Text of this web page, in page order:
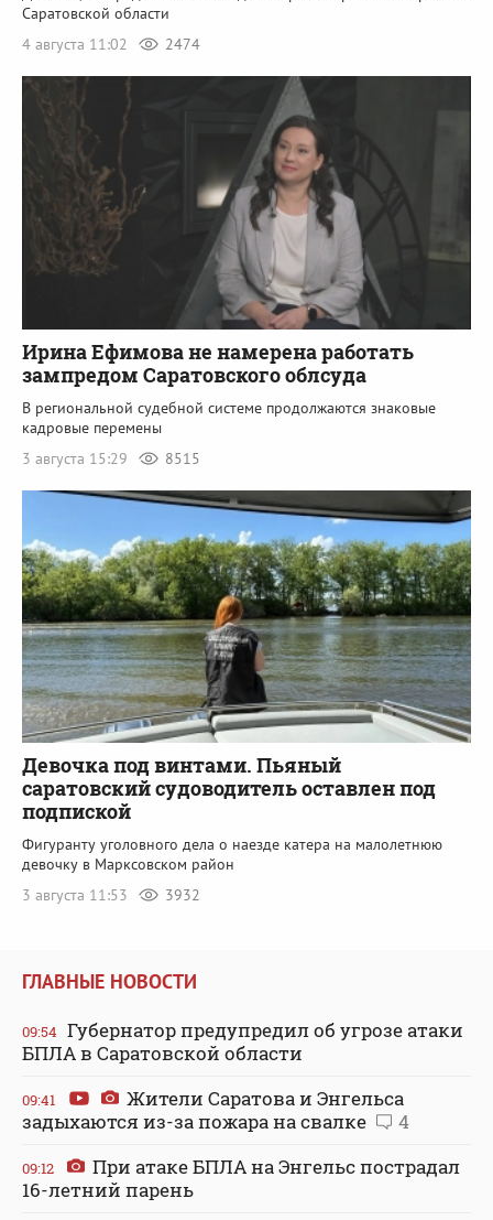
Саратовской области
4 августа 11:02
2474
Ирина Ефимова не намерена работать
зампредом Саратовского облсуда
В региональной судебной системе продолжаются знаковые
кадровые перемены
3 августа 15:29
8515
Девочка под винтами. Пьяный
саратовский судоводитель оставлен под
подпиской
Фигуранту уголовного дела о наезде катера на малолетнюю
девочку в Марксовском район
3 августа 11:53
3932
ГЛАВНЫЕ НОВОСТИ
09:54 Губернатор предупредил об угрозе атаки
БПЛА в Саратовской области
09:41
Жители Саратова и Энгельса
задыхаются из-за пожара на свалке
4
09:12
При атаке БПЛА на Энгельс пострадал
16-летний парень